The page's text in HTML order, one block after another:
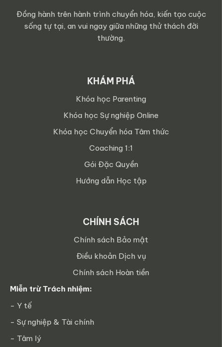
Đồng hành trên hành trình chuyển hóa, kiến tạo cuộc
sống tự tại, an vui ngay giữa những thử thách đời
thường.
KHÁM PHÁ
Khóa học Parenting
Khóa học Sự nghiệp Online
Khóa học Chuyển hóa Tâm thức
Coaching 1:1
Gói Đặc Quyền
Hướng dẫn Học tập
CHÍNH SÁCH
Chính sách Bảo mật
Điều khoản Dịch vụ
Chính sách Hoàn tiền
Miễn trừ Trách nhiệm:
- Y tế
- Sự nghiệp & Tài chính
- Tâm lý